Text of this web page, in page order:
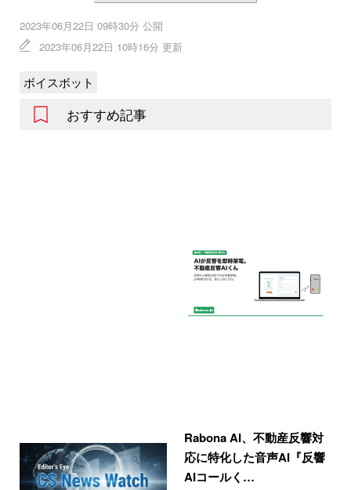
2023年06月22日 09時30分 公開
2023年06月22日 10時16分 更新
ボイスボット
おすすめ記事
Rabona AI、不動産反響対
応に特化した音声AI『反響
AIコールく…